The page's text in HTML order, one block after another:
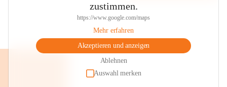
zustimmen.
https://www.google.com/maps
Mehr erfahren
Akzeptieren und anzeigen
Ablehnen
Auswahl merken